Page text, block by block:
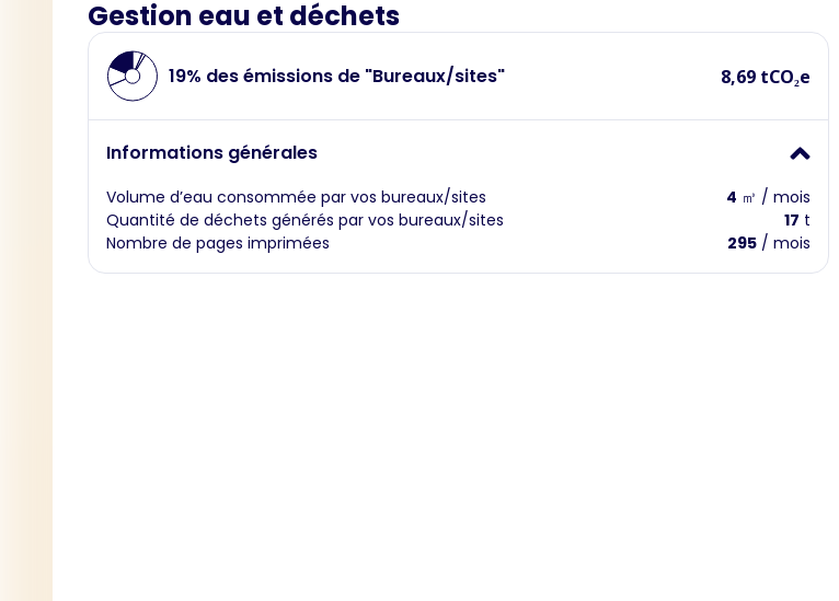
Gestion eau et déchets
19% des émissions de "Bureaux/sites" 8,69 tCO₂e
Informations générales
Volume d’eau consommée par vos bureaux/sites 4 ㎥ / mois
Quantité de déchets générés par vos bureaux/sites
17 t
Nombre de pages imprimées
295 / mois